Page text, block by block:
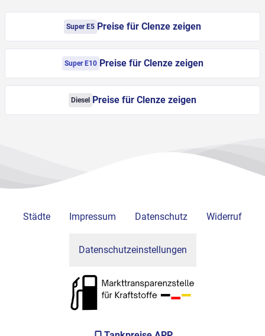
Super E5 Preise für Clenze zeigen
Super E10 Preise für Clenze zeigen
Diesel Preise für Clenze zeigen
Städte Impressum Datenschutz Widerruf
Datenschutzeinstellungen